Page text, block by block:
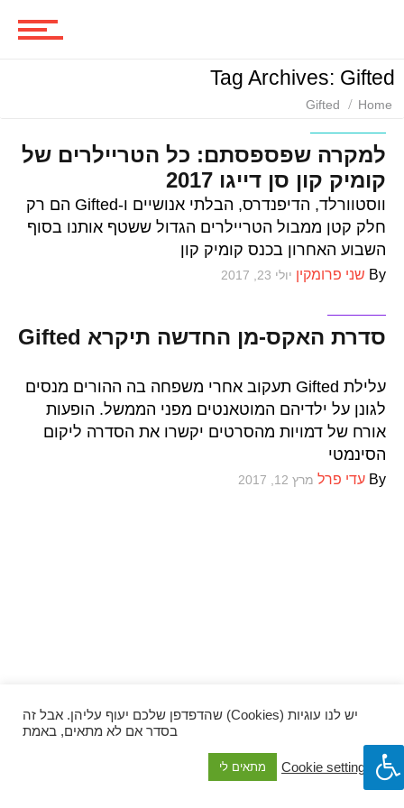
ביקורות סרטים
סדרות
משחקים
ביקורות משחקים
ספרים וקומיקס
Tag Archives: Gifted
Home
Gifted
למקרה שפספסתם: כל הטריילרים של
קומיק קון סן דייגו 2017
ווסטוורלד, הדיפנדרס, הבלתי אנושיים ו-Gifted הם רק
חלק קטן ממבול הטריילרים הגדול ששטף אותנו בסוף
השבוע האחרון בכנס קומיק קון
By שני פרומקין יולי 23, 2017
סדרת האקס-מן החדשה תיקרא Gifted
עלילת Gifted תעקוב אחרי משפחה בה ההורים מנסים
לגונן על ילדיהם המוטאנטים מפני הממשל. הופעות
אורח של דמויות מהסרטים יקשרו את הסדרה ליקום
הסינמטי
By עדי פרל מרץ 12, 2017
יש לנו עוגיות (Cookies) שהדפדפן שלכם יעוף עליהן. אבל זה
בסדר אם לא מתאים, באמת
Cookie settings מתאים לי